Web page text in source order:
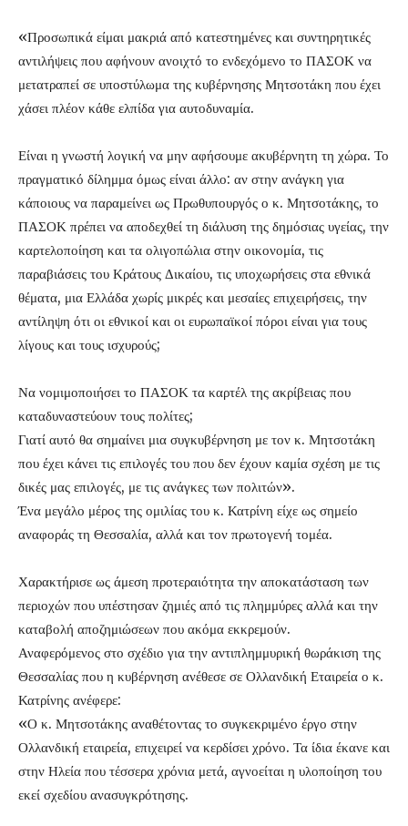
«Προσωπικά είμαι μακριά από κατεστημένες και συντηρητικές
αντιλήψεις που αφήνουν ανοιχτό το ενδεχόμενο το ΠΑΣΟΚ να
μετατραπεί σε υποστύλωμα της κυβέρνησης Μητσοτάκη που έχει
χάσει πλέον κάθε ελπίδα για αυτοδυναμία.
Είναι η γνωστή λογική να μην αφήσουμε ακυβέρνητη τη χώρα. Το
πραγματικό δίλημμα όμως είναι άλλο: αν στην ανάγκη για
κάποιους να παραμείνει ως Πρωθυπουργός ο κ. Μητσοτάκης, το
ΠΑΣΟΚ πρέπει να αποδεχθεί τη διάλυση της δημόσιας υγείας, την
καρτελοποίηση και τα ολιγοπώλια στην οικονομία, τις
παραβιάσεις του Κράτους Δικαίου, τις υποχωρήσεις στα εθνικά
θέματα, μια Ελλάδα χωρίς μικρές και μεσαίες επιχειρήσεις, την
αντίληψη ότι οι εθνικοί και οι ευρωπαϊκοί πόροι είναι για τους
λίγους και τους ισχυρούς;
Να νομιμοποιήσει το ΠΑΣΟΚ τα καρτέλ της ακρίβειας που
καταδυναστεύουν τους πολίτες;
Γιατί αυτό θα σημαίνει μια συγκυβέρνηση με τον κ. Μητσοτάκη
που έχει κάνει τις επιλογές του που δεν έχουν καμία σχέση με τις
δικές μας επιλογές, με τις ανάγκες των πολιτών».
Ένα μεγάλο μέρος της ομιλίας του κ. Κατρίνη είχε ως σημείο
αναφοράς τη Θεσσαλία, αλλά και τον πρωτογενή τομέα.
Χαρακτήρισε ως άμεση προτεραιότητα την αποκατάσταση των
περιοχών που υπέστησαν ζημιές από τις πλημμύρες αλλά και την
καταβολή αποζημιώσεων που ακόμα εκκρεμούν.
Αναφερόμενος στο σχέδιο για την αντιπλημμυρική θωράκιση της
Θεσσαλίας που η κυβέρνηση ανέθεσε σε Ολλανδική Εταιρεία ο κ.
Κατρίνης ανέφερε:
«Ο κ. Μητσοτάκης αναθέτοντας το συγκεκριμένο έργο στην
Ολλανδική εταιρεία, επιχειρεί να κερδίσει χρόνο. Τα ίδια έκανε και
στην Ηλεία που τέσσερα χρόνια μετά, αγνοείται η υλοποίηση του
εκεί σχεδίου ανασυγκρότησης.